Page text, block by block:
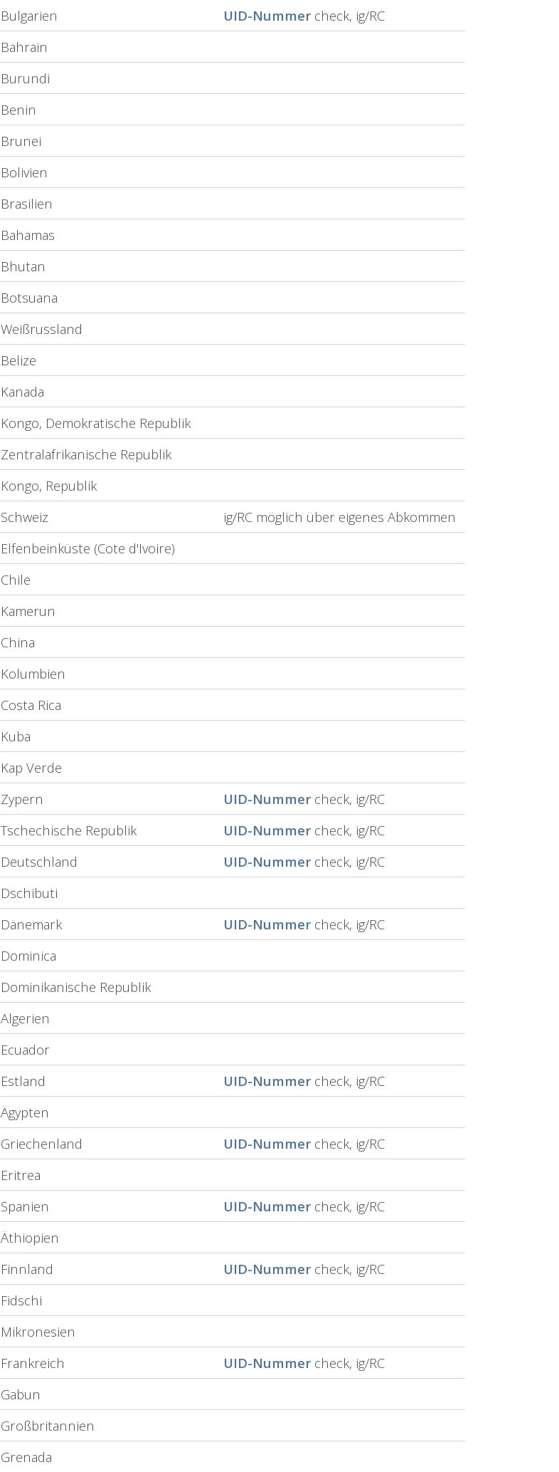
Bulgarien UID-Nummer check, ig/RC
Bahrain
Burundi
Benin
Brunei
Bolivien
Brasilien
Bahamas
Bhutan
Botsuana
Weißrussland
Belize
Kanada
Kongo, Demokratische Republik
Zentralafrikanische Republik
Kongo, Republik
Schweiz
ig/RC möglich über eigenes Abkommen
Elfenbeinküste (Cote d'Ivoire)
Chile
Kamerun
China
Kolumbien
Costa Rica
Kuba
Kap Verde
Zypern UID-Nummer check, ig/RC
Tschechische Republik UID-Nummer check, ig/RC
Deutschland UID-Nummer check, ig/RC
Dschibuti
Dänemark UID-Nummer check, ig/RC
Dominica
Dominikanische Republik
Algerien
Ecuador
Estland UID-Nummer check, ig/RC
Ägypten
Griechenland UID-Nummer check, ig/RC
Eritrea
Spanien UID-Nummer check, ig/RC
Äthiopien
Finnland UID-Nummer check, ig/RC
Fidschi
Mikronesien
Frankreich UID-Nummer check, ig/RC
Gabun
Großbritannien
Grenada